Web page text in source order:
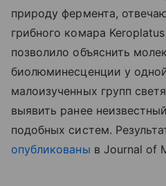
природу фермента,
грибного комара
позволило объяснить
биолюминесценции у
малоизученных групп
выявить ранее
подобных систем.
опубликованы в Journal of